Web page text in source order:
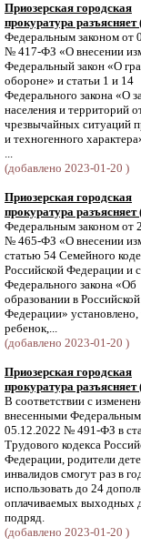
Приозерская городская
прокуратура разъясняет
Федеральным законом от
№ 417-ФЗ «О внесении
Федеральный закон «О
обороне» и статьи 1 и 14
Федерального закона «О
населения и территорий
чрезвычайных ситуаций
и техногенного
...
(добавлено 2023-01-20 )
Приозерская городская
прокуратура разъясняет
Федеральным законом от
№ 465-ФЗ «О внесении
статью 54 Семейного
Российской Федерации и
Федерального закона «Об
образовании в Российской
Федерации» установлено,
ребенок,...
(добавлено 2023-01-20 )
Приозерская городская
прокуратура разъясняет
В соответствии с
внесенными Федеральным
05.12.2022 № 491-ФЗ в
Трудового кодекса
Федерации, родители
инвалидов смогут раз в
использовать до 24
оплачиваемых выходных
подряд.
(добавлено 2023-01-20 )